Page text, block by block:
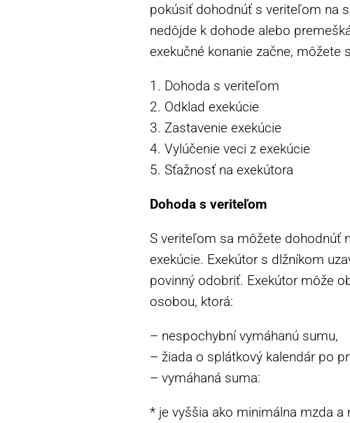
pokúsiť dohodnúť s veriteľom na
nedôjde k dohode alebo
exekučné konanie začne,
1. Dohoda s veriteľom
2. Odklad exekúcie
3. Zastavenie exekúcie
4. Vylúčenie veci z exekúcie
5. Sťažnosť na exekútora
Dohoda s veriteľom
S veriteľom sa môžete dohodnúť
exekúcie. Exekútor s dlžníkom
povinný odobriť. Exekútor môže
osobou, ktorá:
– nespochybní vymáhanú sumu,
– žiada o splátkový kalendár po
– vymáhaná suma:
* je vyššia ako minimálna mzda a